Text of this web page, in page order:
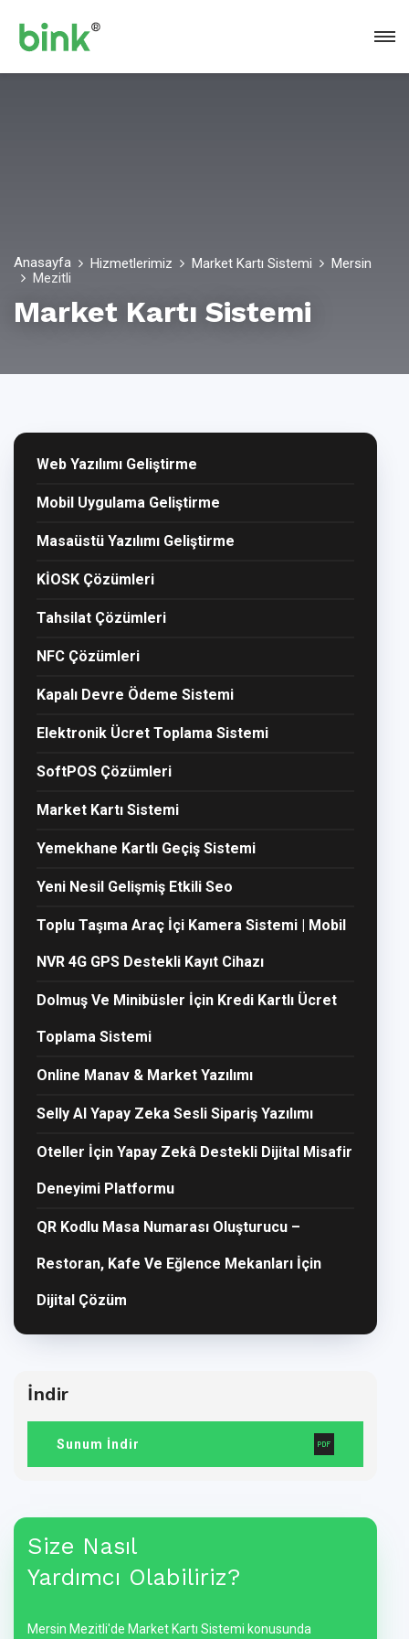
Anasayfa Hizmetlerimiz Market Kartı Sistemi
Mersin
Mezitli
Market Kartı Sistemi
Web Yazılımı Geliştirme
Mobil Uygulama Geliştirme
Masaüstü Yazılımı Geliştirme
KİOSK Çözümleri
Tahsilat Çözümleri
NFC Çözümleri
Kapalı Devre Ödeme Sistemi
Elektronik Ücret Toplama Sistemi
SoftPOS Çözümleri
Market Kartı Sistemi
Yemekhane Kartlı Geçiş Sistemi
Yeni Nesil Gelişmiş Etkili Seo
Toplu Taşıma Araç İçi Kamera Sistemi | Mobil
NVR 4G GPS Destekli Kayıt Cihazı
Dolmuş Ve Minibüsler İçin Kredi Kartlı Ücret
Toplama Sistemi
Online Manav & Market Yazılımı
Selly AI Yapay Zeka Sesli Sipariş Yazılımı
Oteller İçin Yapay Zekâ Destekli Dijital Misafir
Deneyimi Platformu
QR Kodlu Masa Numarası Oluşturucu –
Restoran, Kafe Ve Eğlence Mekanları İçin
Dijital Çözüm
İndir
Sunum İndir
Size Nasıl
Yardımcı Olabiliriz?
Mersin Mezitli'de Market Kartı Sistemi konusunda